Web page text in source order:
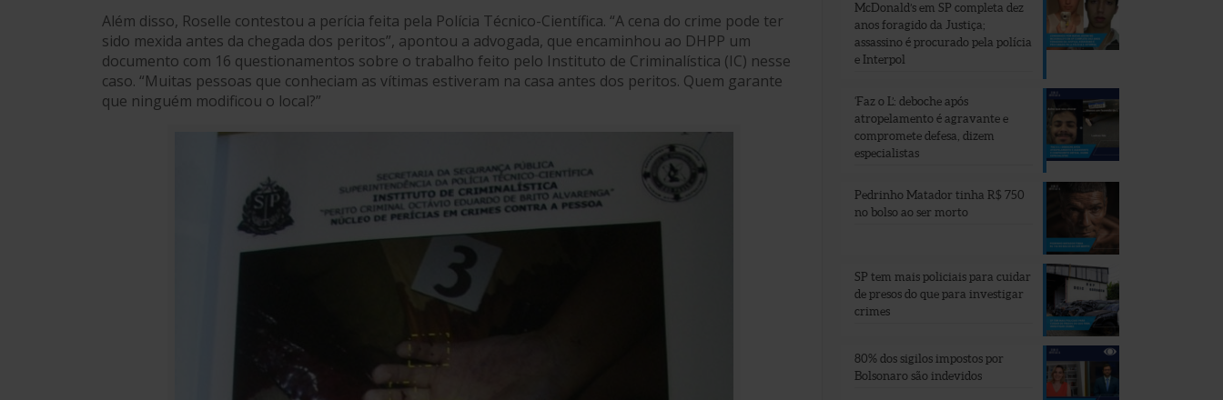
Além disso, Roselle contestou a perícia feita pela Polícia Técnico-Científica. “A cena do crime pode ter
sido mexida antes da chegada dos peritos”, apontou a advogada, que encaminhou ao DHPP um
documento com 16 questionamentos sobre o trabalho feito pelo Instituto de Criminalística (IC) nesse
caso. “Muitas pessoas que conheciam as vítimas estiveram na casa antes dos peritos. Quem garante
que ninguém modificou o local?”
McDonald’s em SP completa dez
anos foragido da Justiça;
assassino é procurado pela polícia
e Interpol
‘Faz o L’: deboche após
atropelamento é agravante e
compromete defesa, dizem
especialistas
Pedrinho Matador tinha R$ 750
no bolso ao ser morto
SP tem mais policiais para cuidar
de presos do que para investigar
crimes
80% dos sigilos impostos por
Bolsonaro são indevidos